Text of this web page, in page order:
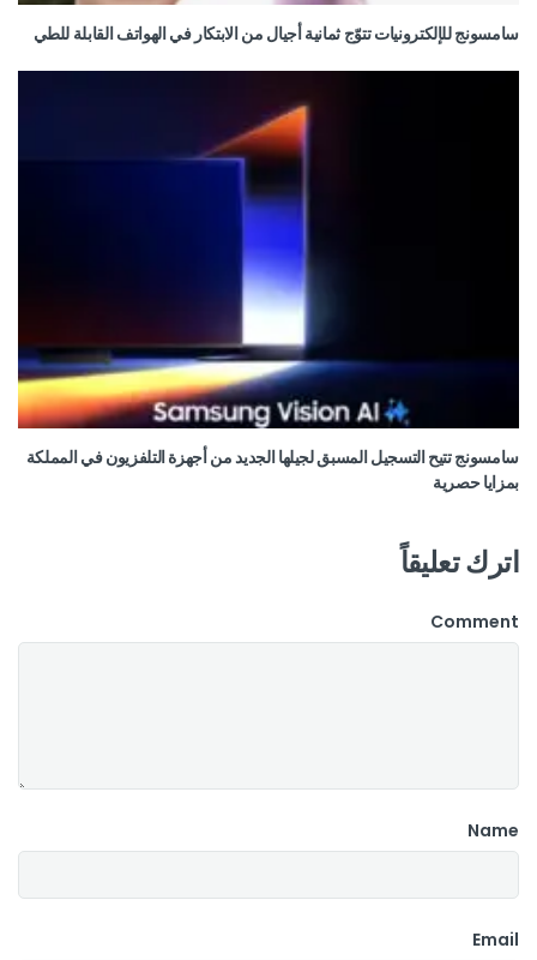
سامسونج للإلكترونيات تتوّج ثمانية أجيال من الابتكار في الهواتف القابلة للطي
سامسونج تتيح التسجيل المسبق لجيلها الجديد من أجهزة التلفزيون في المملكة
بمزايا حصرية
اترك تعليقاً
Comment
Name
Email